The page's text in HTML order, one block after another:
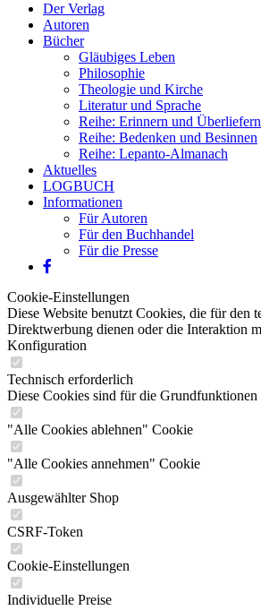
Der Verlag
Autoren
Bücher
Gläubiges Leben
Philosophie
Theologie und Kirche
Literatur und Sprache
Reihe: Erinnern und Überliefern
Reihe: Bedenken und Besinnen
Reihe: Lepanto-Almanach
Aktuelles
LOGBUCH
Informationen
Für Autoren
Für den Buchhandel
Für die Presse
Cookie-Einstellungen
Diese Website benutzt Cookies, die für den
Direktwerbung dienen oder die Interaktion
Konfiguration
Technisch erforderlich
Diese Cookies sind für die Grundfunktionen
"Alle Cookies ablehnen" Cookie
"Alle Cookies annehmen" Cookie
Ausgewählter Shop
CSRF-Token
Cookie-Einstellungen
Individuelle Preise